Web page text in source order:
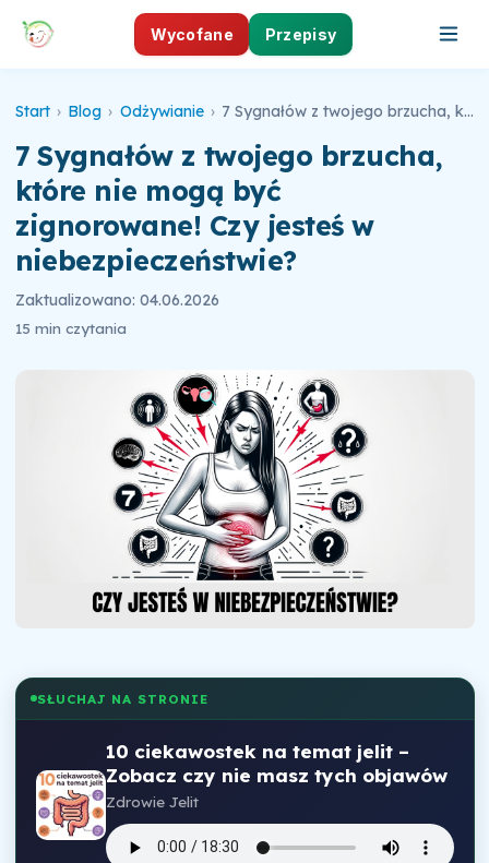
Wycofane Przepisy
Start › Blog › Odżywianie › 7 Sygnałów z twojego brzucha, które nie mogą być zignorowane! Czy jesteś w niebezpieczeństwie?
7 Sygnałów z twojego brzucha,
które nie mogą być
zignorowane! Czy jesteś w
niebezpieczeństwie?
Zaktualizowano: 04.06.2026
15 min czytania
SŁUCHAJ NA STRONIE
10 ciekawostek na temat jelit –
Zobacz czy nie masz tych objawów
Zdrowie Jelit